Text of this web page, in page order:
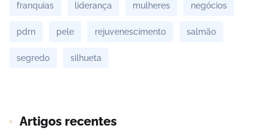
franquias liderança mulheres negócios
pdrn pele rejuvenescimento salmão
segredo silhueta
Artigos recentes